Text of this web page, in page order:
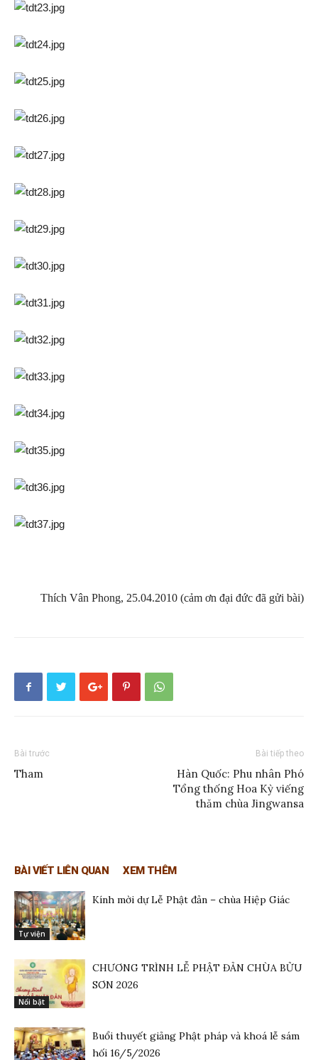
Thích Vân Phong, 25.04.2010 (cảm ơn đại đức đã gửi bài)
Bài trước
Tham
Bài tiếp theo
Hàn Quốc: Phu nhân Phó
Tổng thống Hoa Kỳ viếng
thăm chùa Jingwansa
BÀI VIẾT LIÊN QUAN XEM THÊM
Tự viện
Kính mời dự Lễ Phật đản – chùa Hiệp Giác
Nổi bật
CHƯƠNG TRÌNH LỄ PHẬT ĐẢN CHÙA BỬU
SƠN 2026
Buổi thuyết giảng Phật pháp và khoá lễ sám
hối 16/5/2026